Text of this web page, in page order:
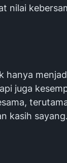
nilai
hanya
juga
kasih sayang.